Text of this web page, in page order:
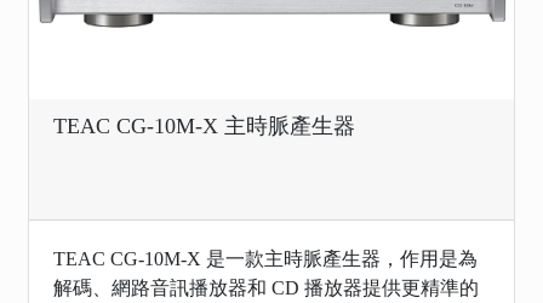
TEAC CG-10M-X 主時脈產生器
TEAC CG-10M-X 是一款主時脈產生器，作用是為
解碼、網路音訊播放器和 CD 播放器提供更精準的